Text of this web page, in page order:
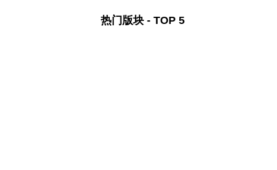
热门版块 - TOP 5